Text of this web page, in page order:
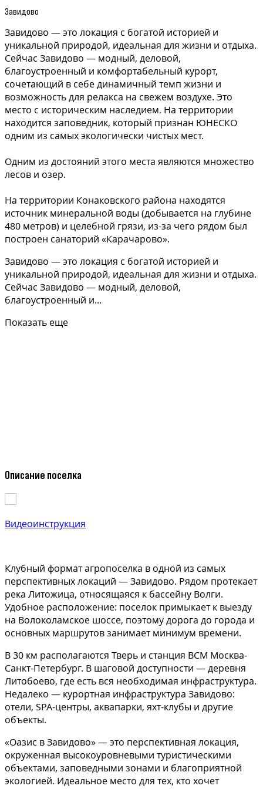
Завидово
Завидово — это локация с богатой историей и
уникальной природой, идеальная для жизни и отдыха.
Сейчас Завидово — модный, деловой,
благоустроенный и комфортабельный курорт,
сочетающий в себе динамичный темп жизни и
возможность для релакса на свежем воздухе. Это
место с историческим наследием. На территории
находится заповедник, который признан ЮНЕСКО
одним из самых экологически чистых мест.
Одним из достояний этого места являются множество
лесов и озер.
На территории Конаковского района находятся
источник минеральной воды (добывается на глубине
480 метров) и целебной грязи, из-за чего рядом был
построен санаторий «Карачарово».
Завидово — это локация с богатой историей и
уникальной природой, идеальная для жизни и отдыха.
Сейчас Завидово — модный, деловой,
благоустроенный и...
Показать еще
Описание поселка
Видеоинструкция
Клубный формат агропоселка в одной из самых
перспективных локаций — Завидово. Рядом протекает
река Литожица, относящаяся к бассейну Волги.
Удобное расположение: поселок примыкает к выезду
на Волоколамское шоссе, поэтому дорога до города и
основных маршрутов занимает минимум времени.
В 30 км располагаются Тверь и станция ВСМ Москва-
Санкт-Петербург. В шаговой доступности — деревня
Литобоево, где есть вся необходимая инфраструктура.
Недалеко — курортная инфраструктура Завидово:
отели, SPA-центры, аквапарки, яхт-клубы и другие
объекты.
«Оазис в Завидово» — это перспективная локация,
окруженная высокоуровневыми туристическими
объектами, заповедными зонами и благоприятной
экологией. Идеальное место для тех, кто хочет